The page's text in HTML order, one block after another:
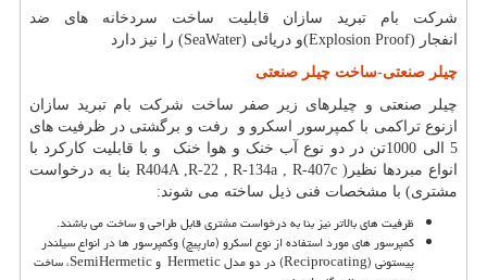
شرکت بام تبرید سازان قابلیت ساخت سردخانه های ضد
انفجار (Explosion Proof)و دریائی (SeaWater) را نیز دارد
چیلر صنعتی-ساخت چیلر صنعتی
چیلر صنعتی و چیلرهای زیر صفر ساخت شرکت بام تبرید سازان
ازنوع تراکمی با کمپرسور اسکرو و رفت و برگشتی در ظرفیت های
5 الی 1000تن در دو نوع آب خنک و هوا خنک و با قابلیت کارکرد با
انواع مبردها نظیر R404A ,R-22 , R-134a , R-407c ) بنا به درخواست
مشتری) با مشخصات فنی ذیل ساخته می شوند:
ظرفیت های بالاتر نیز بنا به درخواست مشتری قابل طراحی و ساخت می باشند.
کمپرسور های مورد استفاده از نوع اسکرو (مارپیچ) وکمپرسور ها در انواع سیلندر
پیستونی(Reciprocating)در دو مدلHermetic وSemiHermetic، ساخت